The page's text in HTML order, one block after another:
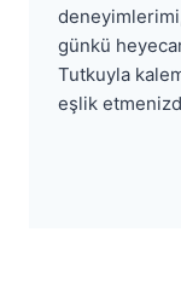
günkü
Tutkuyla
eşlik